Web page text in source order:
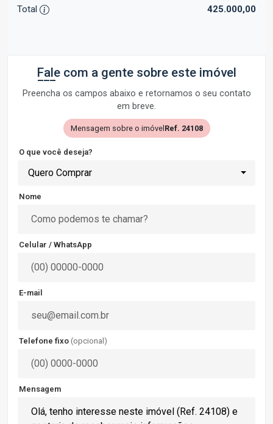
Total
425.000,00
Fale com a gente sobre este imóvel
Preencha os campos abaixo e retornamos o seu contato
em breve.
Mensagem sobre o imóvel Ref. 24108
O que você deseja?
Quero Comprar
Nome
Celular / WhatsApp
E-mail
Telefone fixo (opcional)
Mensagem